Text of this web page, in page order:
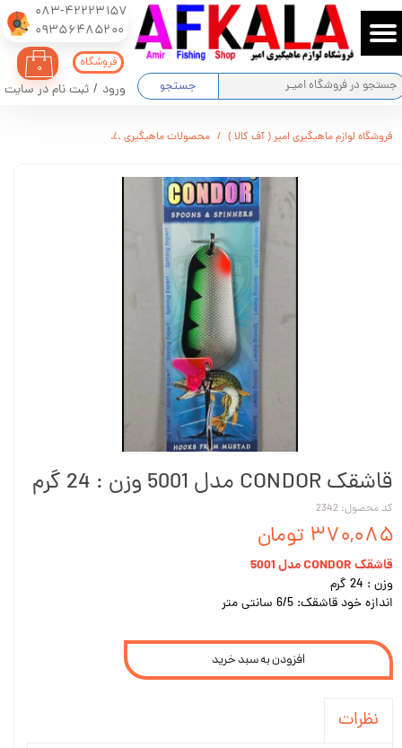
083-42223157
​​​​​​​09356485200
جستجو
۰
ورود / ثبت نام در سایت
حساب کاربری من
تغییر گذر واژه
فروشگاه
فروشگاه لوازم ماهیگیری امیر ( آف کالا ) محصولات ماهیگیری
قاشقک CONDOR مدل 5001 وزن : 24 گرم
کد محصول: 2342
۳۷۰,۰۸۵ تومان
قاشقک CONDOR مدل 5001
وزن : 24 گرم
اندازه خود قاشقک: 6/5 سانتی متر
افزودن به سبد خرید
نظرات